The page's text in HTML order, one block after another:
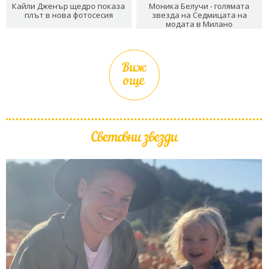
Кайли Дженър щедро показа
плът в нова фотосесия
Моника Белучи - голямата
звезда на Седмицата на
модата в Милано
Виж
още
Световни звезди